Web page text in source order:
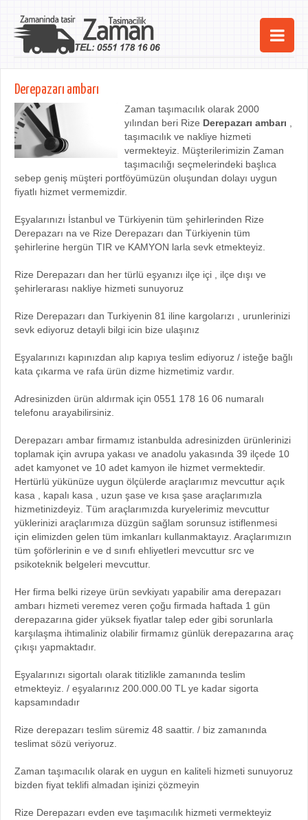
Ana Sayfa
Hizmetlerimiz
Kurumsal
Derepazarı ambarı
Zaman taşımacılık olarak 2000
yılından beri Rize Derepazarı ambarı
taşımacılık ve nakliye hizmeti
vermekteyiz. Müşterilerimizin Zaman
taşımacılığı seçmelerindeki başlıca
sebep geniş müşteri portföyümüzün oluşundan dolayı uygun
fiyatlı hizmet vermemizdir.
Eşyalarınızı İstanbul ve Türkiyenin tüm şehirlerinden Rize
Derepazarı na ve Rize Derepazarı dan Türkiyenin tüm
şehirlerine hergün TIR ve KAMYON larla sevk etmekteyiz.
Rize Derepazarı dan her türlü eşyanızı ilçe içi , ilçe dışı ve
şehirlerarası nakliye hizmeti sunuyoruz
Rize Derepazarı dan Turkiyenin 81 iline kargolarızı , urunlerinizi
sevk ediyoruz detayli bilgi icin bize ulaşınız
Eşyalarınızı kapınızdan alıp kapıya teslim ediyoruz / isteğe bağlı
kata çıkarma ve rafa ürün dizme hizmetimiz vardır.
Adresinizden ürün aldırmak için 0551 178 16 06 numaralı
telefonu arayabilirsiniz.
Derepazarı ambar firmamız istanbulda adresinizden ürünlerinizi
toplamak için avrupa yakası ve anadolu yakasında 39 ilçede 10
adet kamyonet ve 10 adet kamyon ile hizmet vermektedir.
Hertürlü yükünüze uygun ölçülerde araçlarımız mevcuttur açık
kasa , kapalı kasa , uzun şase ve kısa şase araçlarımızla
hizmetinizdeyiz. Tüm araçlarımızda kuryelerimiz mevcuttur
yüklerinizi araçlarımıza düzgün sağlam sorunsuz istiflenmesi
için elimizden gelen tüm imkanları kullanmaktayız. Araçlarımızın
tüm şoförlerinin e ve d sınıfı ehliyetleri mevcuttur src ve
psikoteknik belgeleri mevcuttur.
Her firma belki rizeye ürün sevkiyatı yapabilir ama derepazarı
ambarı hizmeti veremez veren çoğu firmada haftada 1 gün
derepazarına gider yüksek fiyatlar talep eder gibi sorunlarla
karşılaşma ihtimaliniz olabilir firmamız günlük derepazarına araç
çıkışı yapmaktadır.
Eşyalarınızı sigortalı olarak titizlikle zamanında teslim
etmekteyiz. / eşyalarınız 200.000.00 TL ye kadar sigorta
kapsamındadır
Rize derepazarı teslim süremiz 48 saattir. / biz zamanında
teslimat sözü veriyoruz.
Zaman taşımacılık olarak en uygun en kaliteli hizmeti sunuyoruz
bizden fiyat teklifi almadan işinizi çözmeyin
Rize Derepazarı evden eve taşımacılık hizmeti vermekteyiz